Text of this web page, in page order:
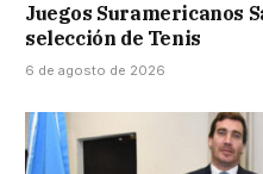
Juegos Suramericanos
selección de Tenis
6 de agosto de 2026